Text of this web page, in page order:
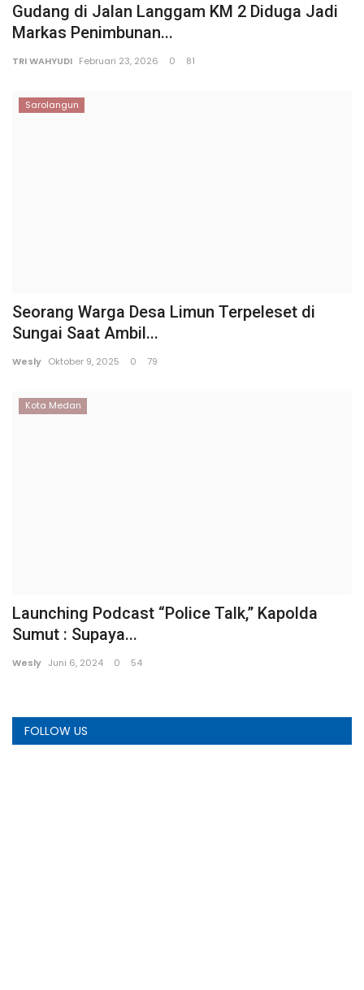
​Gudang di Jalan Langgam KM 2 Diduga Jadi
Markas Penimbunan...
TRI WAHYUDI Februari 23, 2026 0 81
Sarolangun
Seorang Warga Desa Limun Terpeleset di
Sungai Saat Ambil...
Wesly Oktober 9, 2025 0 79
Kota Medan
Launching Podcast “Police Talk,” Kapolda
Sumut : Supaya...
Wesly Juni 6, 2024 0 54
FOLLOW US